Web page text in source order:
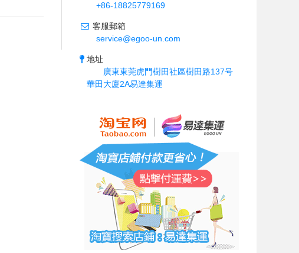
+86-18825779169
客服郵箱
service@egoo-un.com
地址
廣東東莞虎門樹田社區樹田路137号
華田大廈2A易達集運